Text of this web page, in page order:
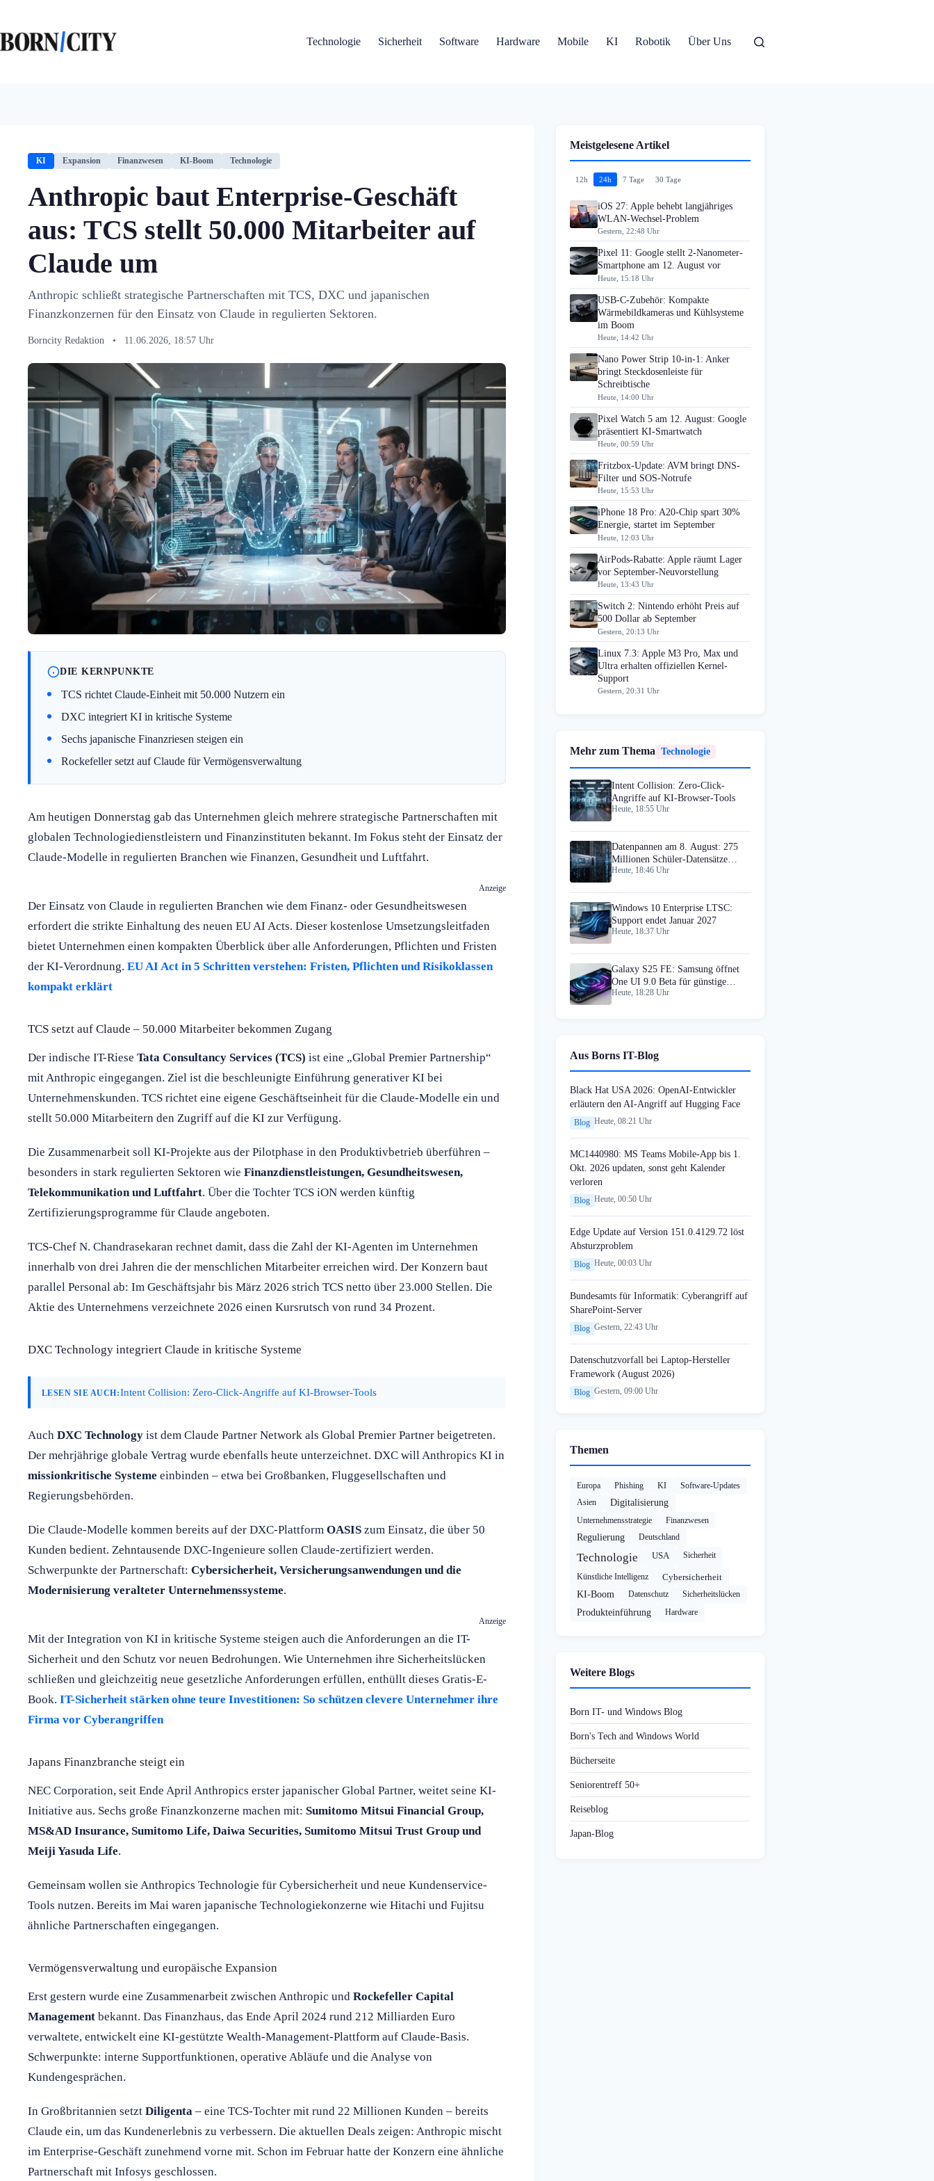
springen
Technologie
Sicherheit Software Hardware Mobile KI Robotik Über Uns
KI Expansion Finanzwesen KI-Boom Technologie
Anthropic baut Enterprise-Geschäft
aus: TCS stellt 50.000 Mitarbeiter auf
Claude um
Anthropic schließt strategische Partnerschaften mit TCS, DXC und japanischen
Finanzkonzernen für den Einsatz von Claude in regulierten Sektoren.
Borncity Redaktion • 11.06.2026, 18:57 Uhr
DIE KERNPUNKTE
TCS richtet Claude-Einheit mit 50.000 Nutzern ein
DXC integriert KI in kritische Systeme
Sechs japanische Finanzriesen steigen ein
Rockefeller setzt auf Claude für Vermögensverwaltung
Am heutigen Donnerstag gab das Unternehmen gleich mehrere strategische Partnerschaften mit
globalen Technologiedienstleistern und Finanzinstituten bekannt. Im Fokus steht der Einsatz der
Claude-Modelle in regulierten Branchen wie Finanzen, Gesundheit und Luftfahrt.
Anzeige
Der Einsatz von Claude in regulierten Branchen wie dem Finanz- oder Gesundheitswesen
erfordert die strikte Einhaltung des neuen EU AI Acts. Dieser kostenlose Umsetzungsleitfaden
bietet Unternehmen einen kompakten Überblick über alle Anforderungen, Pflichten und Fristen
der KI-Verordnung. EU AI Act in 5 Schritten verstehen: Fristen, Pflichten und Risikoklassen
kompakt erklärt
TCS setzt auf Claude – 50.000 Mitarbeiter bekommen Zugang
Der indische IT-Riese Tata Consultancy Services (TCS) ist eine „Global Premier Partnership“
mit Anthropic eingegangen. Ziel ist die beschleunigte Einführung generativer KI bei
Unternehmenskunden. TCS richtet eine eigene Geschäftseinheit für die Claude-Modelle ein und
stellt 50.000 Mitarbeitern den Zugriff auf die KI zur Verfügung.
Die Zusammenarbeit soll KI-Projekte aus der Pilotphase in den Produktivbetrieb überführen –
besonders in stark regulierten Sektoren wie Finanzdienstleistungen, Gesundheitswesen,
Telekommunikation und Luftfahrt. Über die Tochter TCS iON werden künftig
Zertifizierungsprogramme für Claude angeboten.
TCS-Chef N. Chandrasekaran rechnet damit, dass die Zahl der KI-Agenten im Unternehmen
innerhalb von drei Jahren die der menschlichen Mitarbeiter erreichen wird. Der Konzern baut
parallel Personal ab: Im Geschäftsjahr bis März 2026 strich TCS netto über 23.000 Stellen. Die
Aktie des Unternehmens verzeichnete 2026 einen Kursrutsch von rund 34 Prozent.
DXC Technology integriert Claude in kritische Systeme
LESEN SIE AUCH:Intent Collision: Zero-Click-Angriffe auf KI-Browser-Tools
Auch DXC Technology ist dem Claude Partner Network als Global Premier Partner beigetreten.
Der mehrjährige globale Vertrag wurde ebenfalls heute unterzeichnet. DXC will Anthropics KI in
missionkritische Systeme einbinden – etwa bei Großbanken, Fluggesellschaften und
Regierungsbehörden.
Die Claude-Modelle kommen bereits auf der DXC-Plattform OASIS zum Einsatz, die über 50
Kunden bedient. Zehntausende DXC-Ingenieure sollen Claude-zertifiziert werden.
Schwerpunkte der Partnerschaft: Cybersicherheit, Versicherungsanwendungen und die
Modernisierung veralteter Unternehmenssysteme.
Anzeige
Mit der Integration von KI in kritische Systeme steigen auch die Anforderungen an die IT-
Sicherheit und den Schutz vor neuen Bedrohungen. Wie Unternehmen ihre Sicherheitslücken
schließen und gleichzeitig neue gesetzliche Anforderungen erfüllen, enthüllt dieses Gratis-E-
Book. IT-Sicherheit stärken ohne teure Investitionen: So schützen clevere Unternehmer ihre
Firma vor Cyberangriffen
Japans Finanzbranche steigt ein
NEC Corporation, seit Ende April Anthropics erster japanischer Global Partner, weitet seine KI-
Initiative aus. Sechs große Finanzkonzerne machen mit: Sumitomo Mitsui Financial Group,
MS&AD Insurance, Sumitomo Life, Daiwa Securities, Sumitomo Mitsui Trust Group und
Meiji Yasuda Life.
Gemeinsam wollen sie Anthropics Technologie für Cybersicherheit und neue Kundenservice-
Tools nutzen. Bereits im Mai waren japanische Technologiekonzerne wie Hitachi und Fujitsu
ähnliche Partnerschaften eingegangen.
Vermögensverwaltung und europäische Expansion
Erst gestern wurde eine Zusammenarbeit zwischen Anthropic und Rockefeller Capital
Management bekannt. Das Finanzhaus, das Ende April 2024 rund 212 Milliarden Euro
verwaltete, entwickelt eine KI-gestützte Wealth-Management-Plattform auf Claude-Basis.
Schwerpunkte: interne Supportfunktionen, operative Abläufe und die Analyse von
Kundengesprächen.
In Großbritannien setzt Diligenta – eine TCS-Tochter mit rund 22 Millionen Kunden – bereits
Claude ein, um das Kundenerlebnis zu verbessern. Die aktuellen Deals zeigen: Anthropic mischt
im Enterprise-Geschäft zunehmend vorne mit. Schon im Februar hatte der Konzern eine ähnliche
Partnerschaft mit Infosys geschlossen.
Meistgelesene Artikel
12h 24h 7 Tage 30 Tage
iOS 27: Apple behebt langjähriges
WLAN-Wechsel-Problem
Gestern, 22:48 Uhr
Pixel 11: Google stellt 2-Nanometer-
Smartphone am 12. August vor
Heute, 15:18 Uhr
USB-C-Zubehör: Kompakte
Wärmebildkameras und Kühlsysteme
im Boom
Heute, 14:42 Uhr
Nano Power Strip 10-in-1: Anker
bringt Steckdosenleiste für
Schreibtische
Heute, 14:00 Uhr
Pixel Watch 5 am 12. August: Google
präsentiert KI-Smartwatch
Heute, 00:59 Uhr
Fritzbox-Update: AVM bringt DNS-
Filter und SOS-Notrufe
Heute, 15:53 Uhr
iPhone 18 Pro: A20-Chip spart 30%
Energie, startet im September
Heute, 12:03 Uhr
AirPods-Rabatte: Apple räumt Lager
vor September-Neuvorstellung
Heute, 13:43 Uhr
Switch 2: Nintendo erhöht Preis auf
500 Dollar ab September
Gestern, 20:13 Uhr
Linux 7.3: Apple M3 Pro, Max und
Ultra erhalten offiziellen Kernel-
Support
Gestern, 20:31 Uhr
Mehr zum Thema Technologie
Intent Collision: Zero-Click-
Angriffe auf KI-Browser-Tools
Heute, 18:55 Uhr
Datenpannen am 8. August: 275
Millionen Schüler-Datensätze
gestohlen
Heute, 18:46 Uhr
Windows 10 Enterprise LTSC:
Support endet Januar 2027
Heute, 18:37 Uhr
Galaxy S25 FE: Samsung öffnet
One UI 9.0 Beta für günstige
Modelle
Heute, 18:28 Uhr
Aus Borns IT-Blog
Black Hat USA 2026: OpenAI-Entwickler
erläutern den AI-Angriff auf Hugging Face
Blog Heute, 08:21 Uhr
MC1440980: MS Teams Mobile-App bis 1.
Okt. 2026 updaten, sonst geht Kalender
verloren
Blog Heute, 00:50 Uhr
Edge Update auf Version 151.0.4129.72 löst
Absturzproblem
Blog Heute, 00:03 Uhr
Bundesamts für Informatik: Cyberangriff auf
SharePoint-Server
Blog Gestern, 22:43 Uhr
Datenschutzvorfall bei Laptop-Hersteller
Framework (August 2026)
Blog Gestern, 09:00 Uhr
Themen
Europa Phishing KI
Software-Updates
Asien
Digitalisierung
Unternehmensstrategie Finanzwesen
Regulierung Deutschland
Technologie USA Sicherheit
Künstliche Intelligenz
Cybersicherheit
KI-Boom
Datenschutz Sicherheitslücken
Produkteinführung Hardware
Weitere Blogs
Born IT- und Windows Blog
Born's Tech and Windows World
Bücherseite
Seniorentreff 50+
Reiseblog
Japan-Blog